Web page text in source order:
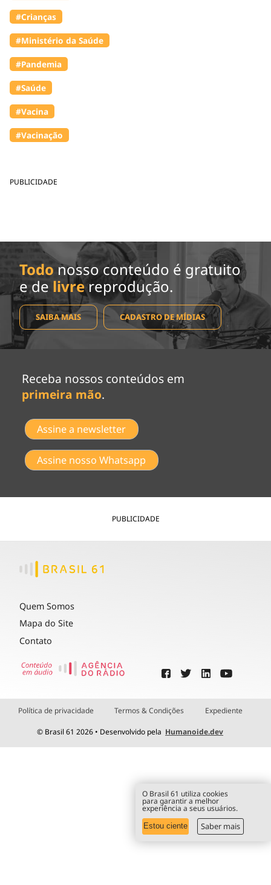
PUBLICIDADE
#Crianças
#Ministério da Saúde
#Pandemia
#Saúde
#Vacina
#Vacinação
Todo nosso conteúdo é gratuito
e de livrereprodução.
SAIBA MAIS CADASTRO DE MÍDIAS
Receba nossos conteúdos em
primeira mão.
Assine a newsletter
Assine nosso Whatsapp
PUBLICIDADE
Quem Somos
Mapa do Site
Contato
Política de privacidade Termos & Condições Expediente
© Brasil 61 2026 • Desenvolvido pela Humanoide.dev
O Brasil 61 utiliza cookies
para garantir a melhor
experiência a seus usuários.
Estou ciente Saber mais